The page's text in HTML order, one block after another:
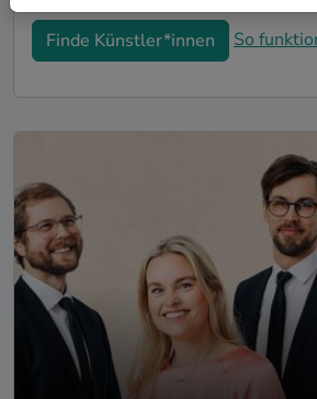
Finde Künstler*innen So